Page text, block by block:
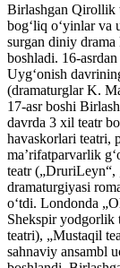
Birlashgan Qirollik
bogʻliq oʻyinlar va
surgan diniy
boshladi. 16-
Uygʻonish
(dramaturglar K.
17-asr boshi
davrda 3 xil teatr
havaskorlari teatri,
maʼrifatparvarlik
teatr („DruriLeyn“,
dramaturgiyasi
oʻtdi. Londonda
Shekspir
teatri), „Mustaqil
sahnaviy ansambl